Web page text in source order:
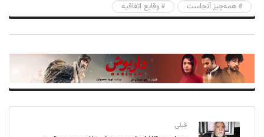
همه‌چیز آنجاست
وقایع اتفاقیه
قبلی